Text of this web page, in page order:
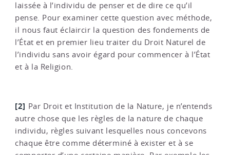
laissée à l’individu de penser et de dire ce qu’il
pense. Pour examiner cette question avec méthode,
il nous faut éclaircir la question des fondements de
l’État et en premier lieu traiter du Droit Naturel de
l’individu sans avoir égard pour commencer à l’État
et à la Religion.
[2] Par Droit et Institution de la Nature, je n’entends
autre chose que les règles de la nature de chaque
individu, règles suivant lesquelles nous concevons
chaque être comme déterminé à exister et à se